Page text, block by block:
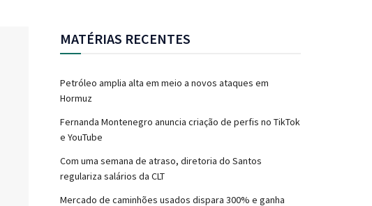
MATÉRIAS RECENTES
Petróleo amplia alta em meio a novos ataques em
Hormuz
Fernanda Montenegro anuncia criação de perfis no TikTok
e YouTube
Com uma semana de atraso, diretoria do Santos
regulariza salários da CLT
Mercado de caminhões usados dispara 300% e ganha